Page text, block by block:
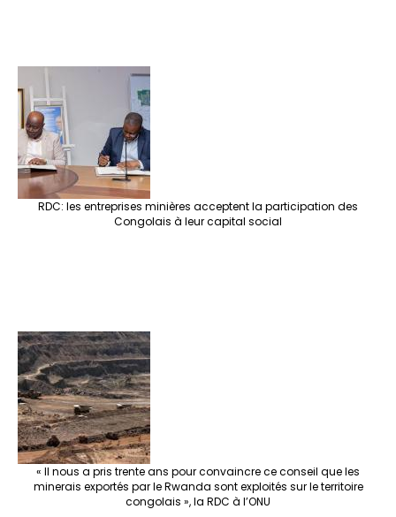
RDC: les entreprises minières acceptent la participation des
Congolais à leur capital social
« Il nous a pris trente ans pour convaincre ce conseil que les
minerais exportés par le Rwanda sont exploités sur le territoire
congolais », la RDC à l’ONU